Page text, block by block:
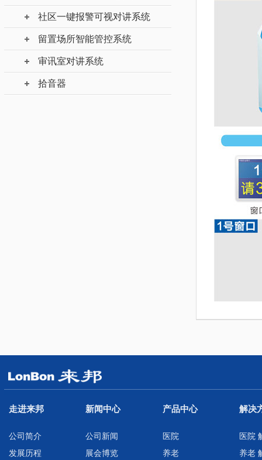
社区一键报警可视对讲系统
留置场所智能管控系统
审讯室对讲系统
拾音器
走进来邦
公司简介
发展历程
新闻中心
公司新闻
展会博览
产品中心
医院
养老
解决
医院
养老